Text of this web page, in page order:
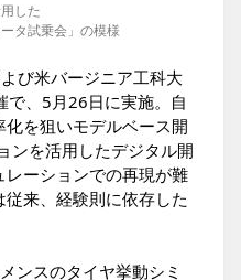
デルを活用した
タ試乗会」の模様
び米バージニア工科大
で、5月26日に実施。自
を狙いモデルベース開
ンを活用したデジタル開
ーションでの再現が難
来、経験則に依存した
ンスのタイヤ挙動シミ